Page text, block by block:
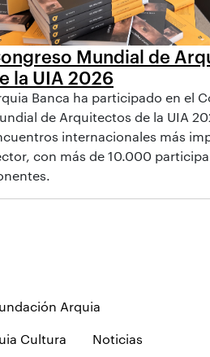
Mundial de
la UIA 2026
Banca ha participado en el
de Arquitectos de la UIA
internacionales más
con más de 10.000
Arquia
Cultura Noticias